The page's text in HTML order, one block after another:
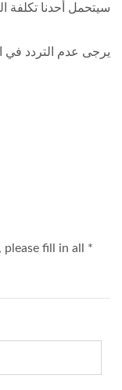
سيتحمل أحدنا تكلفة
يرجى عدم التردد في